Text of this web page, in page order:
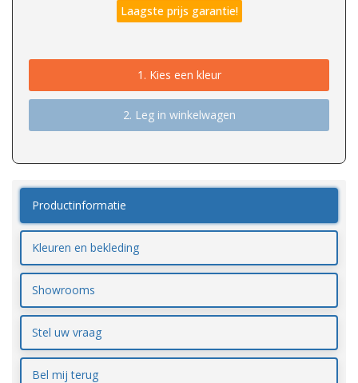
Laagste prijs garantie!
1. Kies een kleur
2. Leg in winkelwagen
Productinformatie
Kleuren en bekleding
Showrooms
Stel uw vraag
Bel mij terug